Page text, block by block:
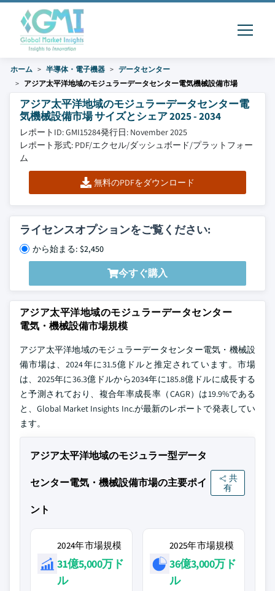
ホーム 半導体・電子機器
データセンター
アジア太平洋地域のモジュラーデータセンター電気機械設備市場
アジア太平洋地域のモジュラーデータセンター電
気機械設備市場 サイズとシェア 2025 - 2034
レポートID: GMI15284発行日: November 2025
レポート形式: PDF/エクセル/ダッシュボード/プラットフォー
ム
無料のPDFをダウンロード
ライセンスオプションをご覧ください:
から始まる: $2,450
今すぐ購入
アジア太平洋地域のモジュラーデータセンター
電気・機械設備市場規模
アジア太平洋地域のモジュラーデータセンター電気・機械設
備市場は、2024年に31.5億ドルと推定されています。市場
は、2025年に36.3億ドルから2034年に185.8億ドルに成長する
と予測されており、複合年率成長率（CAGR）は19.9%である
と、Global Market Insights Inc.が最新のレポートで発表してい
ます。
アジア太平洋地域のモジュラー型データ
センター電気・機械設備市場の主要ポイ
ント
共
有
2024年市場規模
31億5,000万ド
ル
2025年市場規模
36億3,000万ド
ル